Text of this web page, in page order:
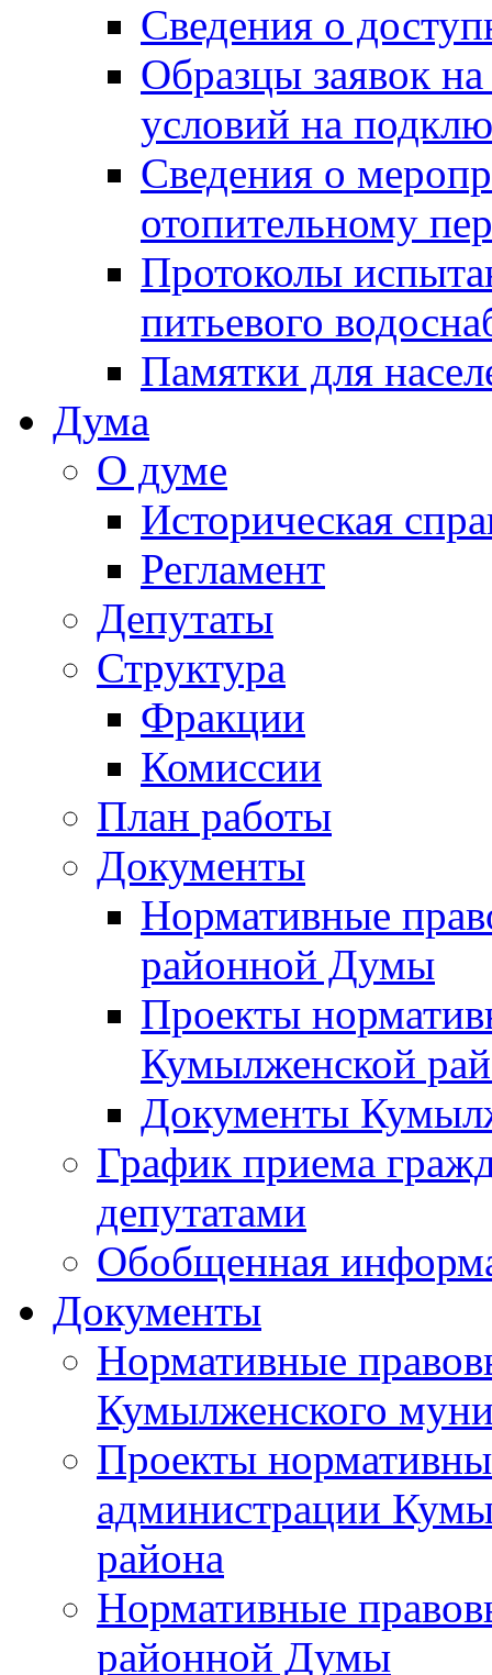
Сведения о
Образцы заявок
условий на
Сведения о
отопительному
Протоколы
питьевого
Памятки для
Дума
О думе
Историческая
Регламент
Депутаты
Структура
Фракции
Комиссии
План работы
Документы
Нормативные
районной Думы
Проекты
Кумылженской
Документы
График приема
депутатами
Обобщенная
Документы
Нормативные
Кумылженского
Проекты
администрации
района
Нормативные
районной Думы